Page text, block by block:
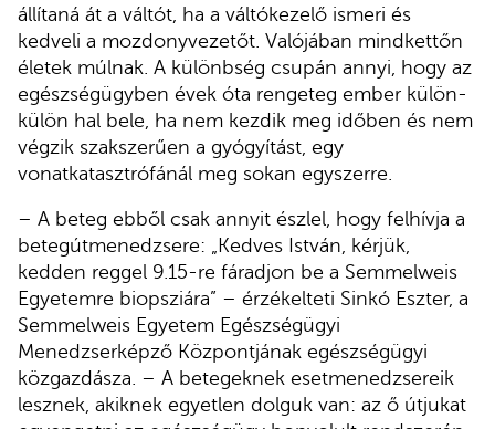
állítaná át a váltót, ha a váltókezelő ismeri és
kedveli a mozdonyvezetőt. Valójában mindkettőn
életek múlnak. A különbség csupán annyi, hogy az
egészségügyben évek óta rengeteg ember külön-
külön hal bele, ha nem kezdik meg időben és nem
végzik szakszerűen a gyógyítást, egy
vonatkatasztrófánál meg sokan egyszerre.
– A beteg ebből csak annyit észlel, hogy felhívja a
betegútmenedzsere: „Kedves István, kérjük,
kedden reggel 9.15-re fáradjon be a Semmelweis
Egyetemre biopsziára” – érzékelteti Sinkó Eszter, a
Semmelweis Egyetem Egészségügyi
Menedzserképző Központjának egészségügyi
közgazdásza. – A betegeknek esetmenedzsereik
lesznek, akiknek egyetlen dolguk van: az ő útjukat